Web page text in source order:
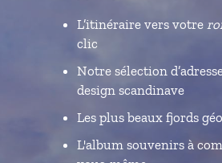
L’itinéraire vers votre
clic
Notre sélection
design scandinave
Les plus beaux fjords
L'album souvenirs à